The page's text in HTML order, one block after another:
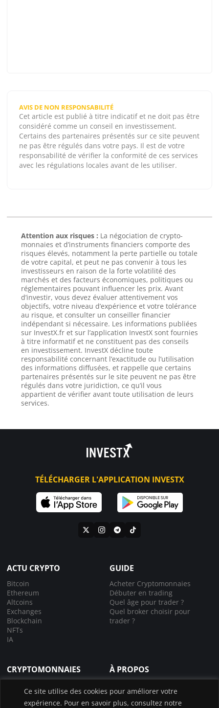
Ce site utilise des cookies pour améliorer votre
expérience. Pour en savoir plus, consultez notre
AVIS DE NON RESPONSABILITÉ
Cet article est publié à titre indicatif et ne doit pas être
considéré comme un conseil en investissement.
Certains des partenaires présentés sur ce site peuvent
ne pas être régulés dans votre pays. Il est de votre
responsabilité de vérifier la conformité de ces services
avec les régulations locales avant de les utiliser.
Attention aux risques : La négociation de crypto-
monnaies et d’instruments financiers comporte des
risques élevés, notamment la perte partielle ou totale
de votre capital, et peut ne pas convenir à tous les
investisseurs en raison de la forte volatilité des
marchés et des facteurs économiques, politiques ou
réglementaires pouvant influencer les prix. Avant
d’investir, vous devez évaluer attentivement vos
objectifs, votre niveau d’expérience et votre tolérance
au risque, et consulter un conseiller financier
indépendant si nécessaire. Les informations publiées
sur InvestX.fr et sur l’application InvestX sont fournies
à titre informatif et ne constituent pas des conseils
en investissement. InvestX décline toute
responsabilité concernant l’exactitude ou l’utilisation
des informations diffusées, et rappelle que certains
partenaires présentés sur le site peuvent ne pas être
régulés dans votre juridiction, ce qu’il vous
appartient de vérifier avant toute utilisation de leurs
services.
TÉLÉCHARGER L'APPLICATION INVESTX
ACTU CRYPTO
Bitcoin
Ethereum
Altcoins
Exchanges
Blockchain
NFTs
IA
GUIDE
Acheter Cryptomonnaies
Débuter en trading
Quel âge pour trader ?
Quel broker choisir pour
trader ?
CRYPTOMONNAIES
Lexique crypto
Choisir le bon exchange
À PROPOS
Nous contacter
Application InvestX